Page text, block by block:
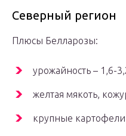
Северный регион
Плюсы Белларозы:
урожайность – 1,6-
желтая мякоть,
крупные